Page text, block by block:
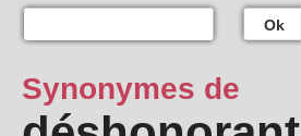
Ok
Synonymes de